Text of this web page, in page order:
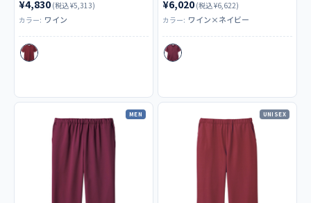
¥4,830 (税込 ¥5,313)
カラー: ワイン
¥6,020 (税込 ¥6,622)
カラー: ワイン×ネイビー
MEN UNISEX